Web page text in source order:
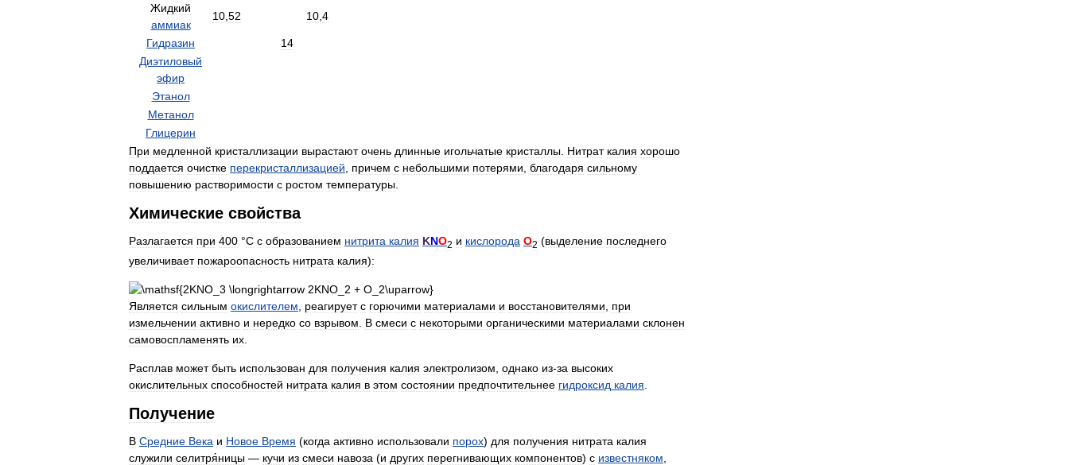
Жидкий
аммиак
10 52 10 4
Гидразин
14
Диэтиловый
эфир
Этанол
Метанол
Глицерин
При медленной кристаллизации вырастают очень длинные игольчатые кристаллы Нитрат калия хорошо
поддается очистке перекристаллизацией причем с небольшими потерями благодаря сильному
повышению растворимости с ростом температуры
Химические свойства
Разлагается при 400 °C с образованием нитрита калия KNO2 и кислорода O2 (выделение последнего
увеличивает пожароопасность нитрата калия):
Является сильным окислителем реагирует с горючими материалами и восстановителями
при
измельчении активно и нередко со взрывом В смеси с некоторыми органическими материалами склонен
самовоспламенять их
Расплав может быть использован для получения калия электролизом однако из-за высоких
окислительных способностей нитрата калия в этом состоянии предпочтительнее гидроксид калия
Получение
В Средние Века и Новое Время (когда активно использовали порох) для получения нитрата калия
служили селитря́ницы — кучи из смеси навоза (и других перегнивающих компонентов) с известняком